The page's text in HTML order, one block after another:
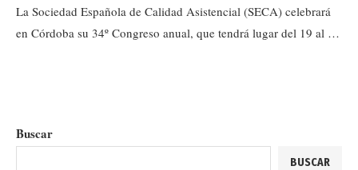
La Sociedad Española de Calidad Asistencial (SECA) celebrará
en Córdoba su 34º Congreso anual, que tendrá lugar del 19 al …
Buscar
BUSCAR